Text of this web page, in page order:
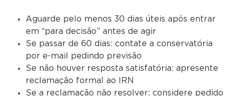
Aguarde pelo menos 30 dias úteis após entrar
em “para decisão” antes de agir
Se passar de 60 dias: contate a conservatória
por e-mail pedindo previsão
Se não houver resposta satisfatória: apresente
reclamação formal ao IRN
Se a reclamação não resolver: considere pedido